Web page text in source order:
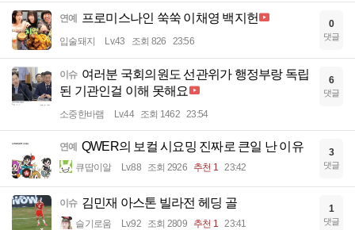
연예 프로미스나인 쑥쑥 이채영 백지헌
입술돼지 Lv.43 조회 826 23:56
0
댓글
이슈 여러분 국회의원도 선관위가 행정부랑 독립
된 기관인걸 이해 못해요
소중한바램 Lv.44 조회 1462 23:54
6
댓글
연예 QWER의 보컬 시요밍 진짜로 큰일 난 이유
큐땁이알 Lv.88 조회 2926 추천 1 23:42
3
댓글
이슈 김민재 아스톤 빌라전 헤딩 골
슬기로움 Lv.92 조회 2809 추천 1 23:41
1
댓글